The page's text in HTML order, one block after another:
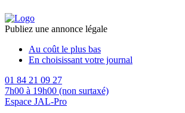
Publiez une annonce légale
Au coût le plus bas
En choisissant votre journal
01 84 21 09 27
7h00 à 19h00 (non surtaxé)
Espace JAL-Pro